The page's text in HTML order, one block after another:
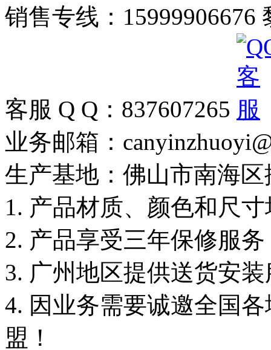
销售专线：15999906676
客服 Q Q：837607265
业务邮箱：
生产基地：佛山市南海
1. 产品材质、颜色和尺
2. 产品享受三年保修服
3. 广州地区提供送货安
4. 因业务需要诚邀全国
盟！